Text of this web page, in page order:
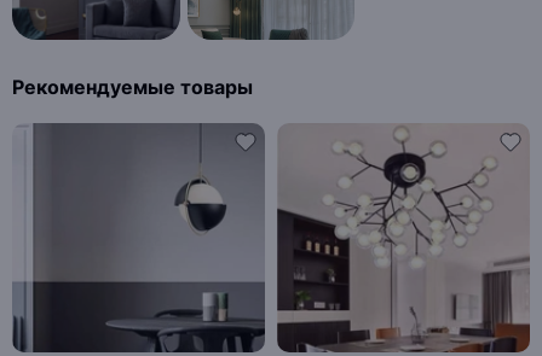
Рекомендуемые товары